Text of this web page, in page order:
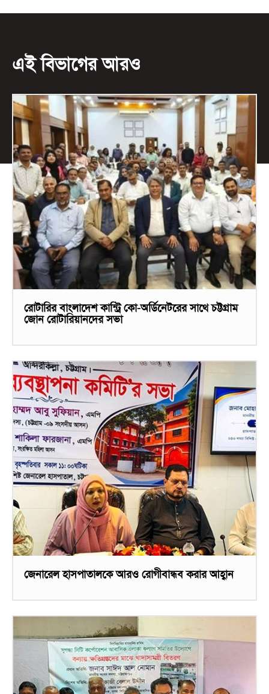
এই বিভাগের আরও
রোটারির বাংলাদেশ কান্ট্রি কো-অর্ডিনেটরের সাথে চট্টগ্রাম
জোন রোটারিয়ানদের সভা
জেনারেল হাসপাতালকে আরও রোগীবান্ধব করার আহ্বান